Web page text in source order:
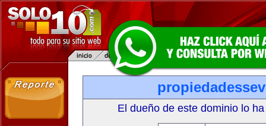
El dueño de este dominio lo